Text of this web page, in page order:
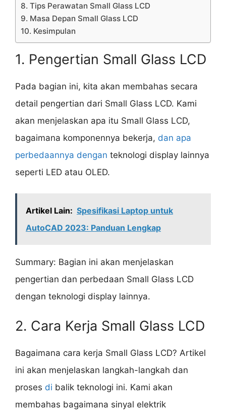
8. Tips Perawatan Small Glass LCD
9. Masa Depan Small Glass LCD
10. Kesimpulan
1. Pengertian Small Glass LCD
Pada bagian ini, kita akan membahas secara
detail pengertian dari Small Glass LCD. Kami
akan menjelaskan apa itu Small Glass LCD,
bagaimana komponennya bekerja, dan apa
perbedaannya dengan teknologi display lainnya
seperti LED atau OLED.
Artikel Lain: Spesifikasi Laptop untuk
AutoCAD 2023: Panduan Lengkap
Summary: Bagian ini akan menjelaskan
pengertian dan perbedaan Small Glass LCD
dengan teknologi display lainnya.
2. Cara Kerja Small Glass LCD
Bagaimana cara kerja Small Glass LCD? Artikel
ini akan menjelaskan langkah-langkah dan
proses di balik teknologi ini. Kami akan
membahas bagaimana sinyal elektrik